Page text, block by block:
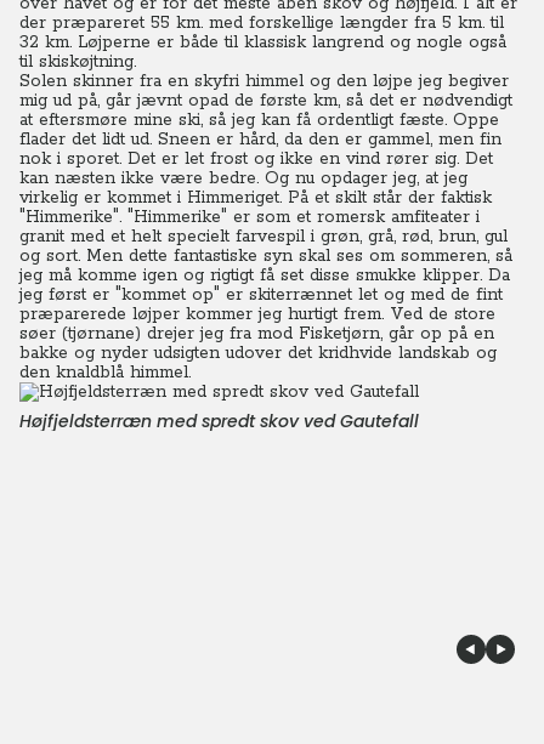
der præpareret 55 km. med forskellige længder fra 5 km. til
32 km. Løjperne er både til klassisk langrend og nogle også
til skiskøjtning.
Solen skinner fra en skyfri himmel og den løjpe jeg begiver
mig ud på, går jævnt opad de første km, så det er nødvendigt
at eftersmøre mine ski, så jeg kan få ordentligt fæste. Oppe
flader det lidt ud. Sneen er hård, da den er gammel, men fin
nok i sporet. Det er let frost og ikke en vind rører sig. Det
kan næsten ikke være bedre. Og nu opdager jeg, at jeg
virkelig er kommet i Himmeriget. På et skilt står der faktisk
"Himmerike". "Himmerike" er som et romersk amfiteater i
granit med et helt specielt farvespil i grøn, grå, rød, brun, gul
og sort. Men dette fantastiske syn skal ses om sommeren, så
jeg må komme igen og rigtigt få set disse smukke klipper. Da
jeg først er "kommet op" er skiterrænnet let og med de fint
præparerede løjper kommer jeg hurtigt frem. Ved de store
søer (tjørnane) drejer jeg fra mod Fisketjørn, går op på en
bakke og nyder udsigten udover det kridhvide landskab og
den knaldblå himmel.
Højfjeldsterræn med spredt skov ved Gautefall